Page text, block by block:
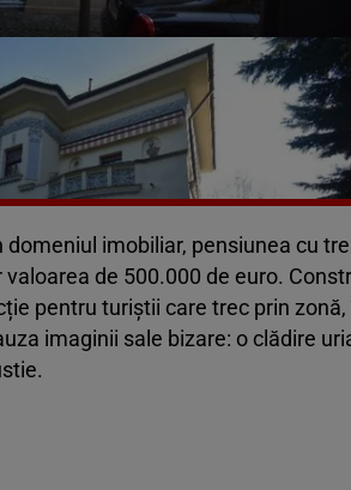
imobiliar, pensiunea cu
valoarea de 500.000 de euro.
pentru turiștii care trec prin
imaginii sale bizare: o clădire